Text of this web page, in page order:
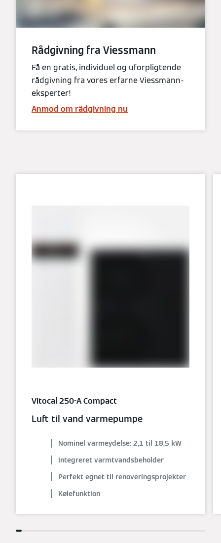
Rådgivning fra Viessmann
Få en gratis, individuel og uforpligtende
rådgivning fra vores erfarne Viessmann-
eksperter!
Anmod om rådgivning nu
Vitocal 250-A Compact
Luft til vand varmepumpe
Nominel varmeydelse: 2,1 til 18,5 kW
Integreret varmtvandsbeholder
Perfekt egnet til renoveringsprojekter
Kølefunktion